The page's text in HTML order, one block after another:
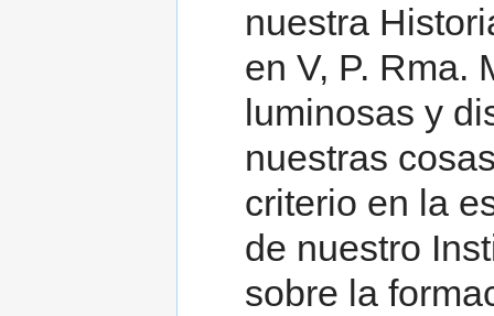
nuestra
en V, P. Rma.
luminosas y
nuestras
criterio en la
de nuestro
sobre la